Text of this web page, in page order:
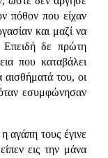
πόθον που είχαν
και μαζί να
Επειδή δε πρώτη
που καταβάλει
του, οι
εσυμφώνησαν
αγάπη τους έγινε
εις την μάνα